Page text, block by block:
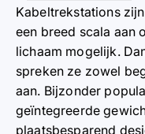
Kabeltrekstations
een breed scala aan
lichaam mogelijk.
spreken ze zowel
aan. Bijzonder
geïntegreerde
plaatsbesparend